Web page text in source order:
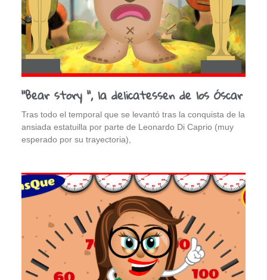
“Bear story “, la delicatessen de los Óscar
Tras todo el temporal que se levantó tras la conquista de la
ansiada estatuilla por parte de Leonardo Di Caprio (muy
esperado por su trayectoria),